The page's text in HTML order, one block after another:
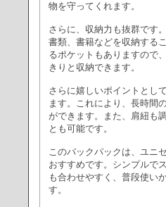
物を守ってくれます。
さらに、収納力も抜群です
書類、書籍などを収納する
るポケットもありますので
きりと収納できます。
さらに嬉しいポイントとし
ます。これにより、長時間
ができます。また、肩紐も
とも可能です。
このバックパックは、ユニ
おすすめです。シンプルで
も合わせやすく、普段使い
す。